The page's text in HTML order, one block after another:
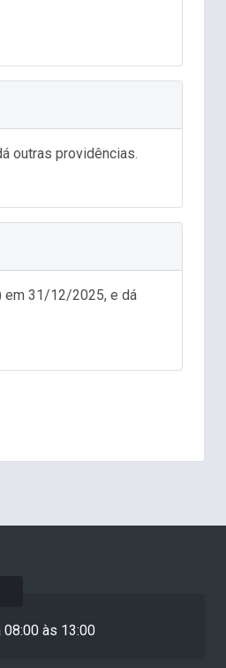
outras providências.
em 31/12/2025, e dá
08:00 às 13:00